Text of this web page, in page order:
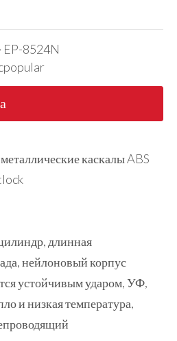
EP-8524N
каскалы ABS
длинная
нейлоновый корпус
устойчивым ударом, УФ,
и низкая температура,